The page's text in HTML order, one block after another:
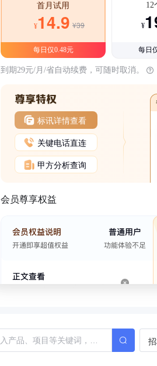
首月试用
¥14.9 ¥39
每日仅0.48元
12
¥
每日
到期29元/月/省自动续费，可随时取消。
标讯详情查看
关键电话直连
甲方分析查询
会员尊享权益